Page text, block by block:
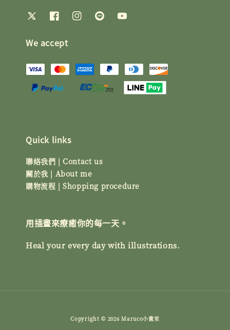
We accept
Quick links
聯絡我們 | Contact us
關於我 | About me
購物流程 | Shopping procedure
用插畫來療癒你的每一天。
Heal your every day with illustrations.
Copyright © 2026 Maruco小畫室